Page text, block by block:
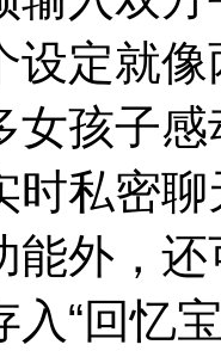
设定就
女孩子
时私密
能外，
“回忆